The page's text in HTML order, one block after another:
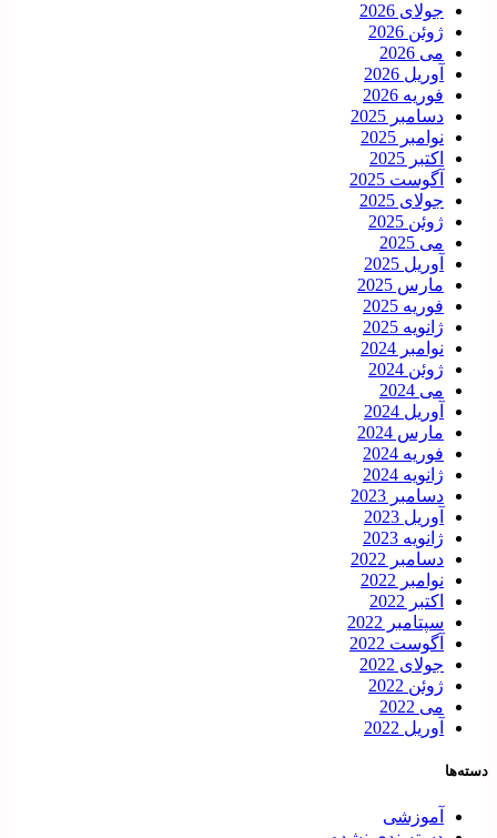
جولای 2026
ژوئن 2026
می 2026
آوریل 2026
فوریه 2026
دسامبر 2025
نوامبر 2025
اکتبر 2025
آگوست 2025
جولای 2025
ژوئن 2025
می 2025
آوریل 2025
مارس 2025
فوریه 2025
ژانویه 2025
نوامبر 2024
ژوئن 2024
می 2024
آوریل 2024
مارس 2024
فوریه 2024
ژانویه 2024
دسامبر 2023
آوریل 2023
ژانویه 2023
دسامبر 2022
نوامبر 2022
اکتبر 2022
سپتامبر 2022
آگوست 2022
جولای 2022
ژوئن 2022
می 2022
آوریل 2022
دسته‌ها
آموزشی